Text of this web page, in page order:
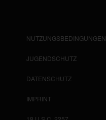
NUTZUNGSBEDINGUNGEN
JUGENDSCHUTZ
DATENSCHUTZ
IMPRINT